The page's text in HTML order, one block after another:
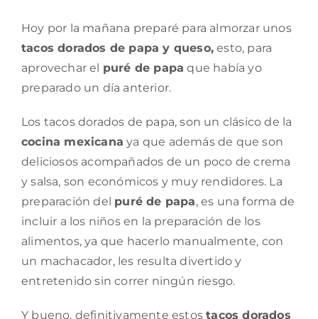
Hoy por la mañana preparé para almorzar unos
tacos dorados de papa y queso, esto, para
aprovechar el puré de papa que había yo
preparado un día anterior.
Los tacos dorados de papa, son un clásico de la
cocina mexicana ya que además de que son
deliciosos acompañados de un poco de crema
y salsa, son económicos y muy rendidores. La
preparación del puré de papa, es una forma de
incluir a los niños en la preparación de los
alimentos, ya que hacerlo manualmente, con
un machacador, les resulta divertido y
entretenido sin correr ningún riesgo.
Y bueno, definitivamente estostacos dorados